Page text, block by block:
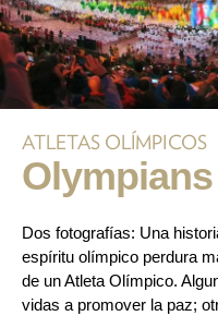
ATLETAS OLÍMPICOS
Dos fotografías: Una
espíritu olímpico perdura
de un Atleta Olímpico.
vidas a promover la paz;